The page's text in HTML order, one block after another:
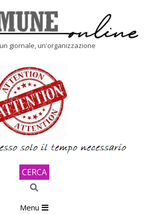
giornale, un'organizzazione
CERCA
Search
Menu